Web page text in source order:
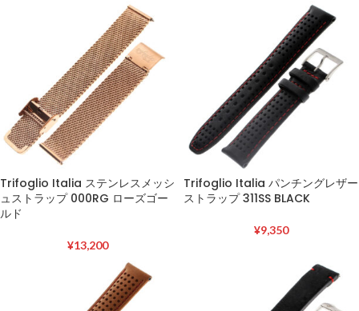
Trifoglio Italia ステンレスメッシ
ュストラップ 000RG ローズゴー
ルド
¥13,200
Trifoglio Italia パンチングレザー
ストラップ 311SS BLACK
¥9,350